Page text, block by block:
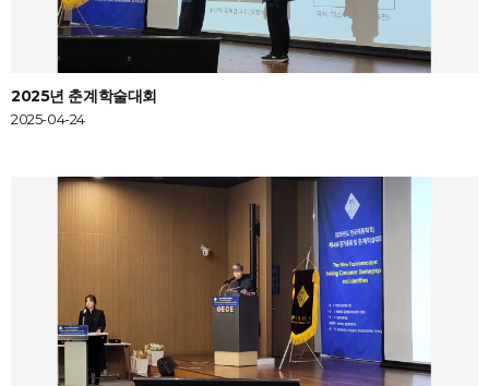
2025년 춘계학술대회
2025-04-24